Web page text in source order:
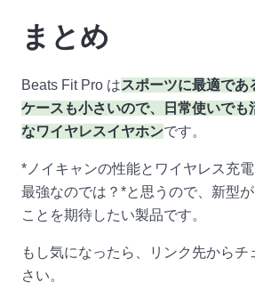
まとめ
Beats Fit Pro はスポーツに最適であ
ケースも小さいので、日常使いでも
なワイヤレスイヤホンです。
*ノイキャンの性能とワイヤレス充
最強なのでは？*と思うので、新型
ことを期待したい製品です。
もし気になったら、リンク先から
さい。